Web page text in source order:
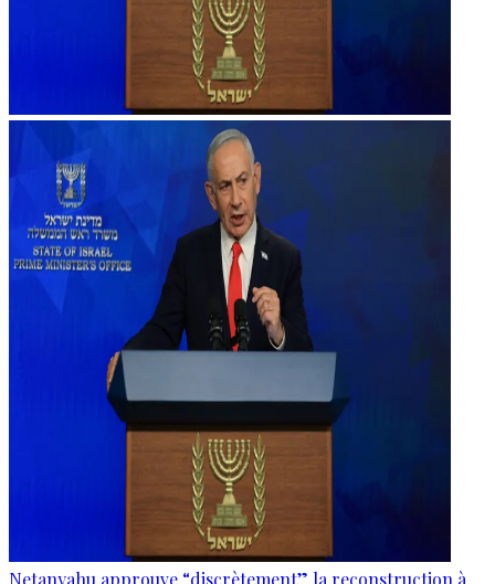
Netanyahu approuve “discrètement” la reconstruction à